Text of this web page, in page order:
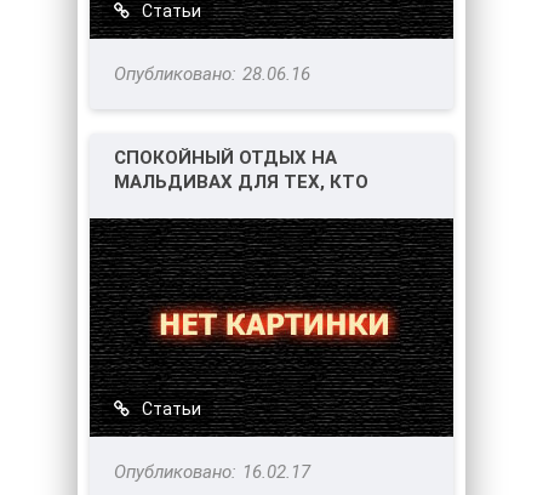
Статьи
28.06.16
СПОКОЙНЫЙ ОТДЫХ НА
МАЛЬДИВАХ ДЛЯ ТЕХ, КТО
Статьи
16.02.17